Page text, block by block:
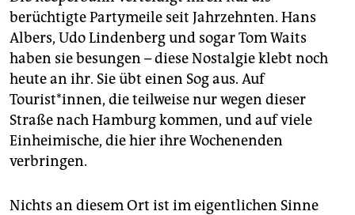
berüchtigte Partymeile seit Jahrzehnten. Hans
Albers, Udo Lindenberg und sogar Tom Waits
haben sie besungen – diese Nostalgie klebt noch
heute an ihr. Sie übt einen Sog aus. Auf
Tourist*innen, die teilweise nur wegen dieser
Straße nach Hamburg kommen, und auf viele
Einheimische, die hier ihre Wochenenden
verbringen.
Nichts an diesem Ort ist im eigentlichen Sinne